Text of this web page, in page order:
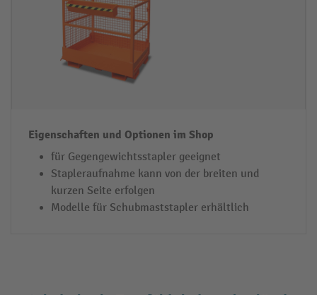
für Gegengewichtsstapler geeignet
Stapleraufnahme kann von der breiten und
kurzen Seite erfolgen
Modelle für Schubmaststapler erhältlich